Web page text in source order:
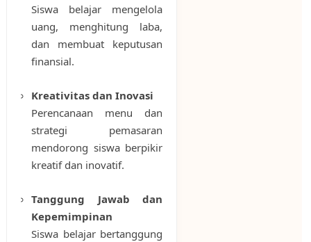
Siswa belajar mengelola
uang, menghitung laba,
dan membuat keputusan
finansial.
Kreativitas dan Inovasi
Perencanaan menu dan
strategi pemasaran
mendorong siswa berpikir
kreatif dan inovatif.
Tanggung Jawab dan
Kepemimpinan
Siswa belajar bertanggung